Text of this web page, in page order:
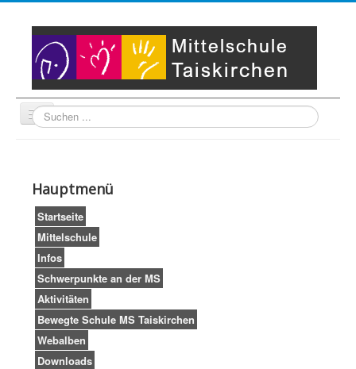
Suche
Impressum
Hauptmenü
Startseite
Mittelschule
Infos
Schwerpunkte an der MS
Aktivitäten
Bewegte Schule MS Taiskirchen
Webalben
Downloads